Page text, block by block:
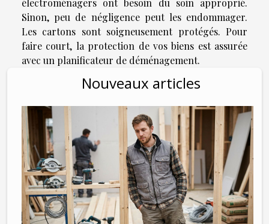
Sinon, peu de négligence peut les endommager.
Les cartons sont soigneusement protégés. Pour
faire court, la protection de vos biens est assurée
avec un planificateur de déménagement.
Nouveaux articles